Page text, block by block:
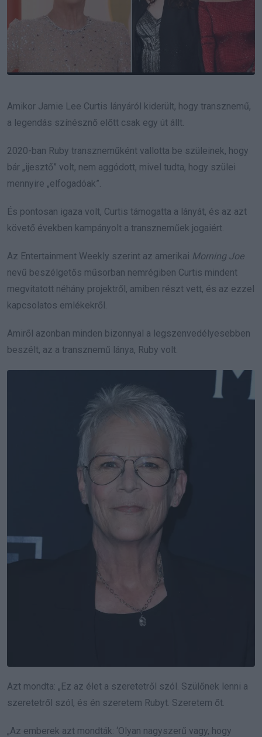
Amikor Jamie Lee Curtis lányáról kiderült, hogy transznemű,
a legendás színésznő előtt csak egy út állt.
2020-ban Ruby transzneműként vallotta be szüleinek, hogy
bár „ijesztő” volt, nem aggódott, mivel tudta, hogy szülei
mennyire „elfogadóak”.
És pontosan igaza volt, Curtis támogatta a lányát, és az azt
követő években kampányolt a transzneműek jogaiért.
Az Entertainment Weekly szerint az amerikai Morning Joe
nevű beszélgetős műsorban nemrégiben Curtis mindent
megvitatott néhány projektről, amiben részt vett, és az ezzel
kapcsolatos emlékekről.
Amiről azonban minden bizonnyal a legszenvedélyesebben
beszélt, az a transznemű lánya, Ruby volt.
Azt mondta: „Ez az élet a szeretetről szól. Szülőnek lenni a
szeretetről szól, és én szeretem Rubyt. Szeretem őt.
„Az emberek azt mondták: ‘Olyan nagyszerű vagy, hogy